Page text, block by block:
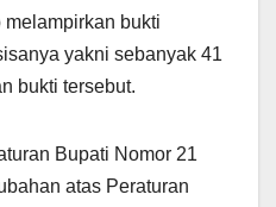
bukti
yakni sebanyak 41
bukti tersebut.
Bupati Nomor 21
atas Peraturan